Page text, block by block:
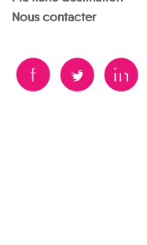
Nous contacter
B A D